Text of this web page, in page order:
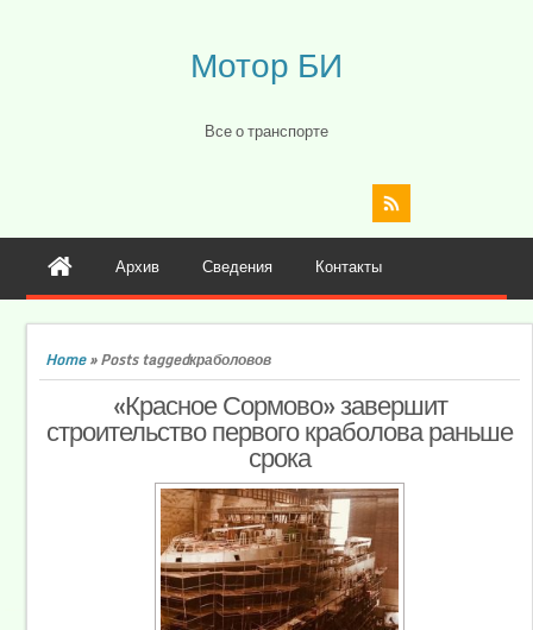
Мотор БИ
Все о транспорте
Архив Сведения Контакты
Home»Posts taggedкраболовов
«Красное Сормово» завершит
строительство первого краболова раньше
срока